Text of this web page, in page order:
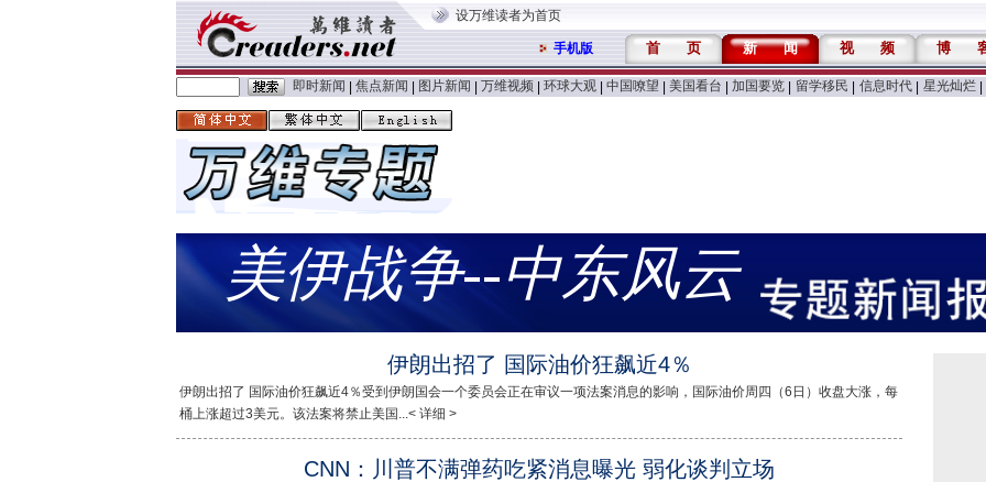
设万维读者为首页
手机版 首 页 新 闻 视 频 博
即时新闻 焦点新闻 图片新闻 万维视频 环球大观 中国嘹望 美国看台 加国要览 留学移民 信息时代 星光灿烂
美伊战争--中东风云
伊朗出招了 国际油价狂飙近4％
伊朗出招了 国际油价狂飙近4％受到伊朗国会一个委员会正在审议一项法案消息的影响，国际油价周四（6日）收盘大涨，每
桶上涨超过3美元。该法案将禁止美国...< 详细 >
CNN：川普不满弹药吃紧消息曝光 弱化谈判立场